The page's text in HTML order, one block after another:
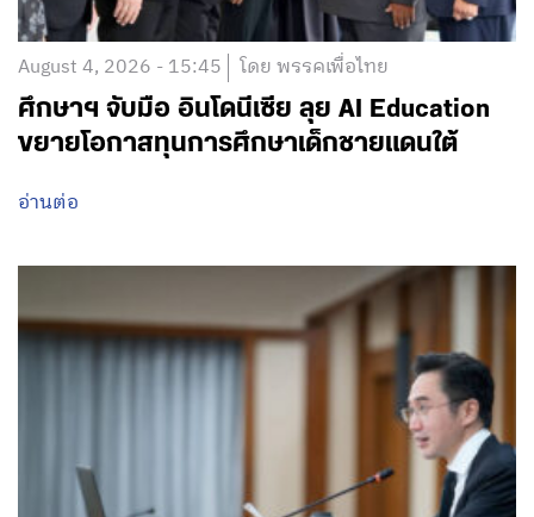
August 4, 2026 - 15:45 โดย พรรคเพื่อไทย
ศึกษาฯ จับมือ อินโดนีเซีย ลุย AI Education
ขยายโอกาสทุนการศึกษาเด็กชายแดนใต้
อ่านต่อ